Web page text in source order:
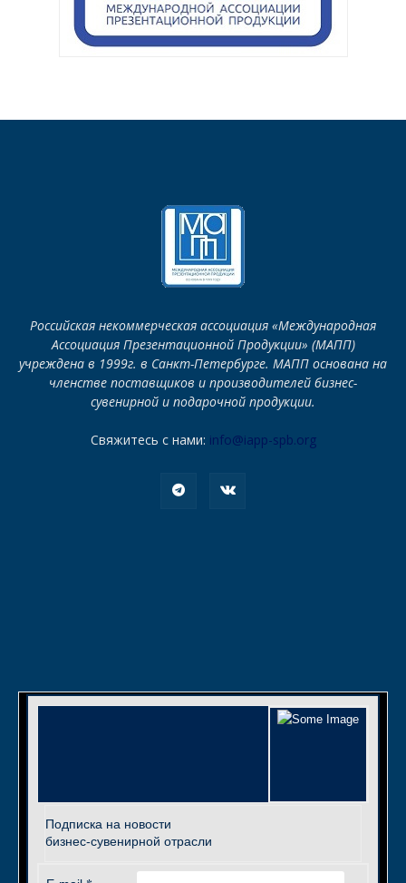
Российская некоммерческая ассоциация «Международная
Ассоциация Презентационной Продукции» (МАПП)
учреждена в 1999г. в Санкт-Петербурге. МАПП основана на
членстве поставщиков и производителей бизнес-
сувенирной и подарочной продукции.
Свяжитесь с нами: info@iapp-spb.org
Подписка на новости
бизнес-сувенирной отрасли